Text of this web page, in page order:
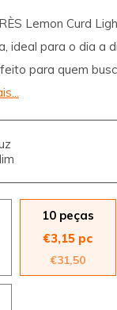
Lemon Curd
ideal para o dia a
para quem
10 peças
€3,15 pc
€31,50